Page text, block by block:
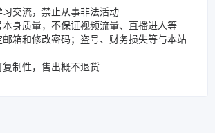
习交流，禁止从事非法活动
本身质量，不保证视频流量、直播进人等
邮箱和修改密码；盗号、财务损失等与本站
复制性，售出概不退货